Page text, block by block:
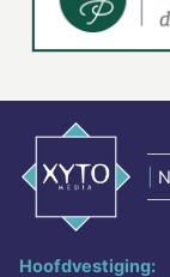
Hoofdvestiging: